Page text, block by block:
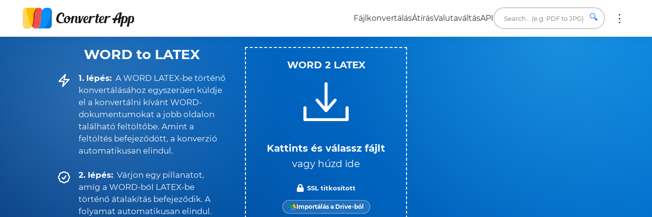
FájlkonvertálásÁtírásValutaváltásAPI 🔍
WORD to LATEX
1. lépés: A WORD LATEX-be történő
konvertálásához egyszerűen küldje
el a konvertálni kívánt WORD-
dokumentumokat a jobb oldalon
található feltöltőbe. Amint a
feltöltés befejeződött, a konverzió
automatikusan elindul.
2. lépés: Várjon egy pillanatot,
amíg a WORD-ból LATEX-be
történő átalakítás befejeződik. A
folyamat automatikusan elindul.
WORD 2 LATEX
Kattints és válassz fájlt
vagy húzd ide
SSL titkosított
Importálás a Drive-ból